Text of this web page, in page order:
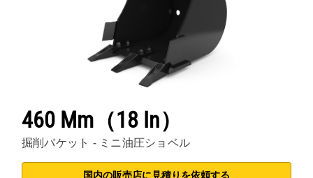
460 Mm（18 In）
掘削バケット - ミニ油圧ショベル
国内の販売店に見積りを依頼する